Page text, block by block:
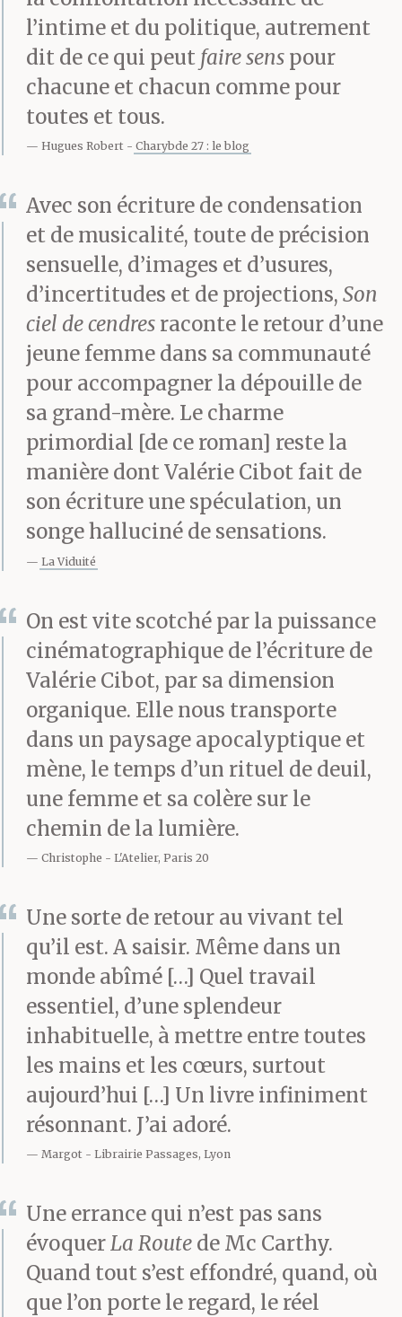
percutent dès le départ.
Je viens d’arriver, je
devais rester trois jours.
celles que l’on accepte
pour ne pas entendre
trop de reproches à
Noël. Faire semblant
trois jours. Repartir
vite. Retourner en ville,
oublier encore une fois
le village. Maintenant
que tu es partie je ne
peux plus. La perte
ces lieux.
Cela vient de se passer.
Quelques heures au
plus, j’étais dans le
train. Je n’ai pas
ressenti les soubresauts
s’emballe et s’éteint à
cent à l’heure, loin de
mes bras. Tu ne m’as
pas attendue.
Les tantes me font
signe d’avancer. Toutes
découpent des lanières
de coton, de chiffons, de
coussins, de plaids.
l’intime et du politique, autrement
dit de ce qui peut faire sens pour
chacune et chacun comme pour
toutes et tous.
Hugues Robert Charybde 27 : le blog
Avec son écriture de condensation
et de musicalité, toute de précision
sensuelle, d’images et d’usures,
d’incertitudes et de projections, Son
ciel de cendres raconte le retour d’une
jeune femme dans sa communauté
pour accompagner la dépouille de
sa grand-mère. Le charme
primordial [de ce roman] reste la
manière dont Valérie Cibot fait de
son écriture une spéculation, un
songe halluciné de sensations.
La Viduité
On est vite scotché par la puissance
cinématographique de l’écriture de
Valérie Cibot, par sa dimension
organique. Elle nous transporte
dans un paysage apocalyptique et
mène, le temps d’un rituel de deuil,
une femme et sa colère sur le
chemin de la lumière.
Christophe L'Atelier, Paris 20
Une sorte de retour au vivant tel
qu’il est. A saisir. Même dans un
monde abîmé […] Quel travail
essentiel, d’une splendeur
inhabituelle, à mettre entre toutes
les mains et les cœurs, surtout
aujourd’hui […] Un livre infiniment
résonnant. J’ai adoré.
Margot Librairie Passages, Lyon
Une errance qui n’est pas sans
évoquerLa Route de Mc Carthy.
Quand tout s’est effondré, quand, où
que l’on porte le regard, le réel